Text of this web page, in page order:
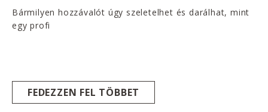
Bármilyen hozzávalót úgy szeletelhet és darálhat, mint
egy profi
FEDEZZEN FEL TÖBBET